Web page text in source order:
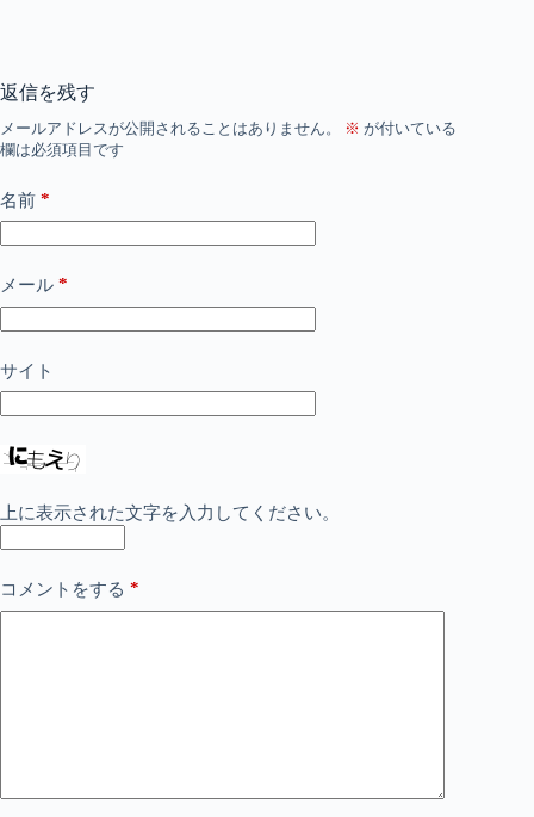
返信を残す
メールアドレスが公開されることはありません。 ※ が付いている
欄は必須項目です
名前 *
メール *
サイト
上に表示された文字を入力してください。
コメントをする *